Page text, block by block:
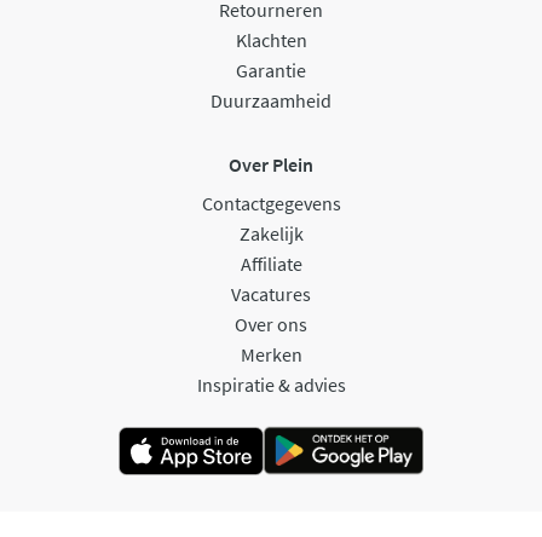
Retourneren
Klachten
Garantie
Duurzaamheid
Over Plein
Contactgegevens
Zakelijk
Affiliate
Vacatures
Over ons
Merken
Inspiratie & advies